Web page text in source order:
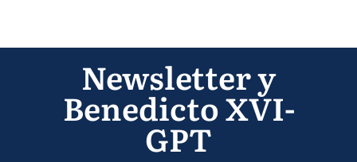
Newsletter y
Benedicto XVI-
GPT